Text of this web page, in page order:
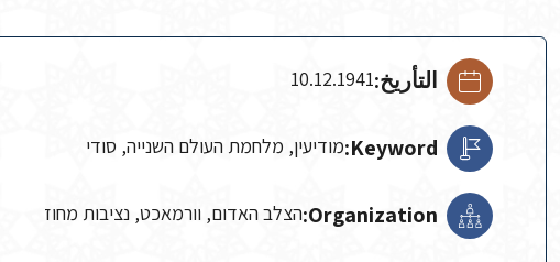
التأريخ:10.12.1941
Keyword: מודיעין, מלחמת העולם השנייה, סודי
Organization: הצלב האדום, וורמאכט, נציבות מחוז